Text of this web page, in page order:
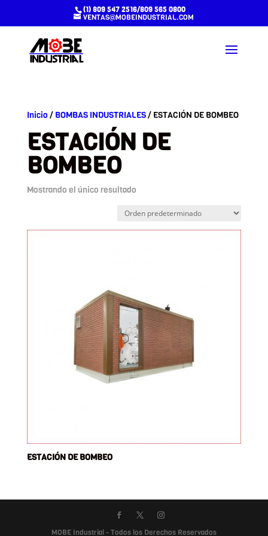
(1) 809 547 2516/809 565 0800
VENTAS@MOBEINDUSTRIAL.COM
Inicio/ BOMBAS INDUSTRIALES/ ESTACIÓN DE BOMBEO
ESTACIÓN DE
BOMBEO
Mostrando el único resultado
ESTACIÓN DE BOMBEO
MOBE Industrial - Todos los Derechos Reservados